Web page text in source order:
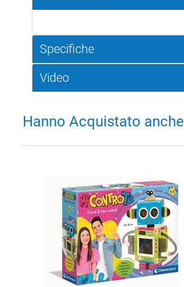
Specifiche
Video
Hanno Acquistato anche